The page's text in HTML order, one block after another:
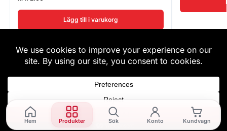
Hem Produkter Sök Konto Kundvagn
Lägg till i varukorg